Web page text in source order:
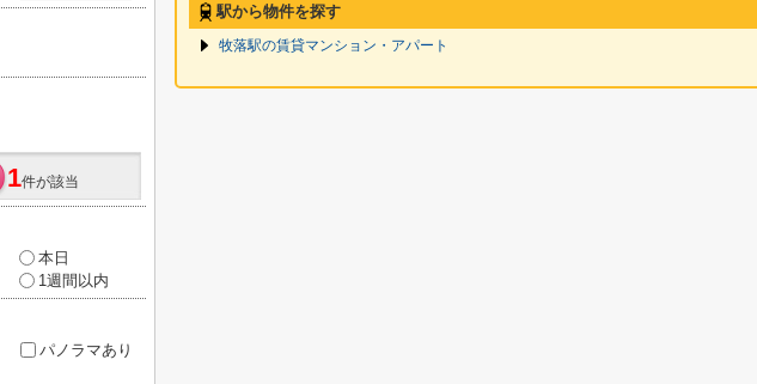
駅から物件を探す
牧落駅の賃貸マンション・アパート
1件が該当
本日
1週間以内
パノラマあり